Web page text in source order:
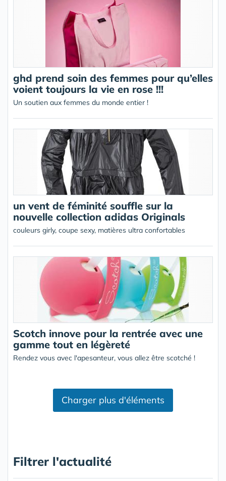
ghd prend soin des femmes pour qu’elles
voient toujours la vie en rose !!!
Un soutien aux femmes du monde entier !
un vent de féminité souffle sur la
nouvelle collection adidas Originals
couleurs girly, coupe sexy, matières ultra confortables
Scotch innove pour la rentrée avec une
gamme tout en légèreté
Rendez vous avec l'apesanteur, vous allez être scotché !
Charger plus d'éléments
Filtrer l'actualité